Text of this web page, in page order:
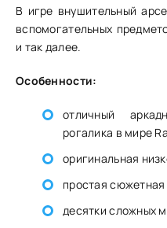
В игре внушительный
вспомогательных
и так далее.
Особенности:
отличный
рогалика в мире
оригинальная
простая сюжетная
десятки сложных